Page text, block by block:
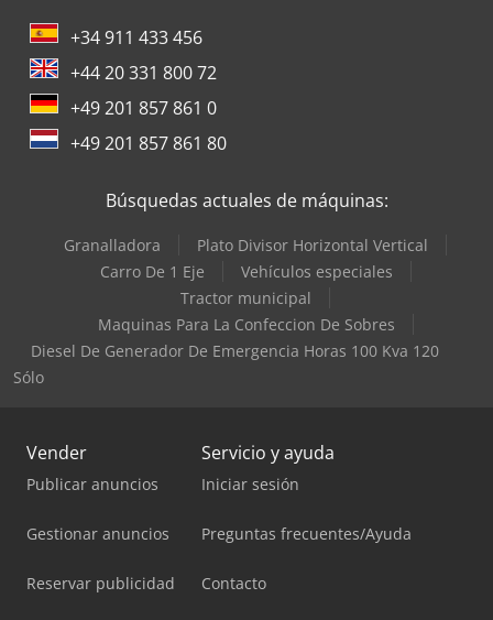
+34 911 433 456
+44 20 331 800 72
+49 201 857 861 0
+49 201 857 861 80
Búsquedas actuales de máquinas:
Granalladora
Plato Divisor Horizontal Vertical
Carro De 1 Eje
Vehículos especiales
Tractor municipal
Maquinas Para La Confeccion De Sobres
Diesel De Generador De Emergencia Horas 100 Kva 120
Sólo
Vender
Publicar anuncios
Gestionar anuncios
Reservar publicidad
Servicio y ayuda
Iniciar sesión
Preguntas frecuentes/Ayuda
Contacto